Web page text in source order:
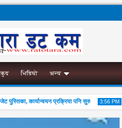
भिडियो अन्य
कार्यान्वयन प्रक्रिया पनि सुरु 3:56 PM